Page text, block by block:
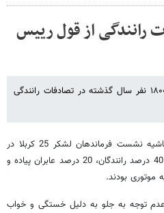
رانندگی از قول رییس
نسیم نوشت: رئیس پلیس راهور: ۱۸۰۰ نفر سال گذشته در تصادفات رانندگی
سردار تقی مهری پنجشنبه شب در حاشیه نشست فرماندهان لشکر 25 کربلا در
گرگان افزود: از مجموع کشته شدگان 40 درصد رانندگان، 20 درصد عابران پیاده و
موتوری بودند.
توجه به جلو به دلیل خستگی و خواب